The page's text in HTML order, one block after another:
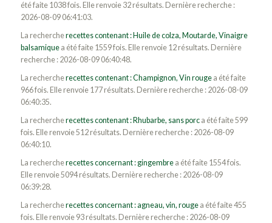
été faite 1038 fois. Elle renvoie 32 résultats. Dernière recherche :
2026-08-09 06:41:03.
La rechercherecettes contenant : Huile de colza, Moutarde, Vinaigre
balsamiquea été faite 1559 fois. Elle renvoie 12 résultats. Dernière
recherche : 2026-08-09 06:40:48.
La rechercherecettes contenant : Champignon, Vin rougea été faite
966 fois. Elle renvoie 177 résultats. Dernière recherche : 2026-08-09
06:40:35.
La rechercherecettes contenant : Rhubarbe, sans porca été faite 599
fois. Elle renvoie 512 résultats. Dernière recherche : 2026-08-09
06:40:10.
La rechercherecettes concernant : gingembrea été faite 1554 fois.
Elle renvoie 5094 résultats. Dernière recherche : 2026-08-09
06:39:28.
La rechercherecettes concernant : agneau, vin, rougea été faite 455
fois. Elle renvoie 93 résultats. Dernière recherche : 2026-08-09